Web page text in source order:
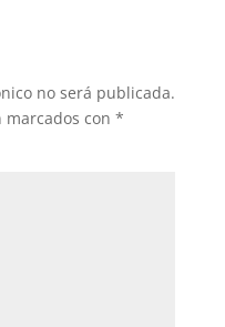
no será publicada.
marcados con *